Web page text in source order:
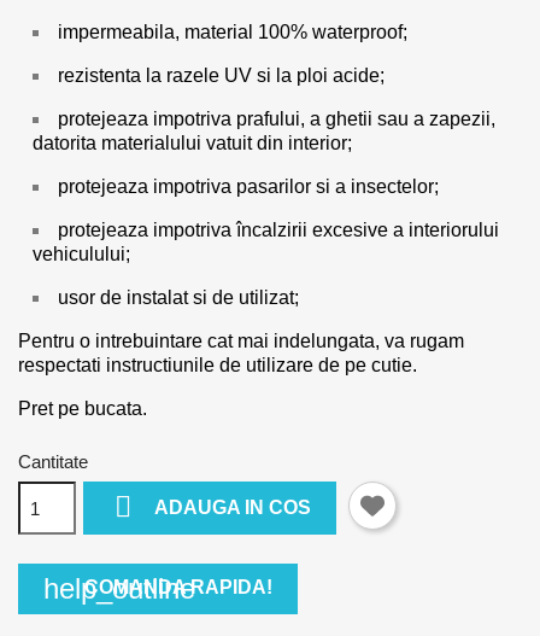
impermeabila, material 100% waterproof;
rezistenta la razele UV si la ploi acide;
protejeaza impotriva prafului, a ghetii sau a zapezii,
datorita materialului vatuit din interior;
protejeaza impotriva pasarilor si a insectelor;
protejeaza impotriva încalzirii excesive a interiorului
vehiculului;
usor de instalat si de utilizat;
Pentru o intrebuintare cat mai indelungata, va rugam
respectati instructiunile de utilizare de pe cutie.
Pret pe bucata.
Cantitate
 ADAUGA IN COS
help_outline
COMANDA RAPIDA!